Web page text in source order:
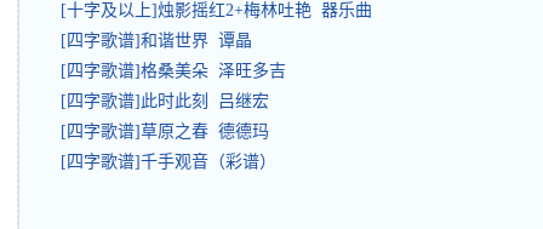
[十字及以上]烛影摇红2+梅林吐艳 器乐曲
[四字歌谱]和谐世界 谭晶
[四字歌谱]格桑美朵 泽旺多吉
[四字歌谱]此时此刻 吕继宏
[四字歌谱]草原之春 德德玛
[四字歌谱]千手观音（彩谱）